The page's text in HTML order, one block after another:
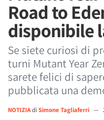
Road to
disponibile
Se siete curiosi di
turni Mutant Year
sarete felici di
pubblicata una
NOTIZIAdi Simone Tagliaferri —